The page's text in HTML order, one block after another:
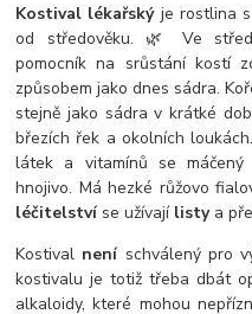
Kostival lékařskýje rostlina s
od středověku. 🌿 Ve
pomocník na srůstání kostí
způsobem jako dnes sádra.
stejně jako sádra v krátké
březích řek a okolních
látek a vitamínů se máčený
hnojivo. Má hezké růžovo
léčitelstvíse užívají listy a
Kostival není schválený pro
kostivalu je totiž třeba dbát
alkaloidy, které mohou